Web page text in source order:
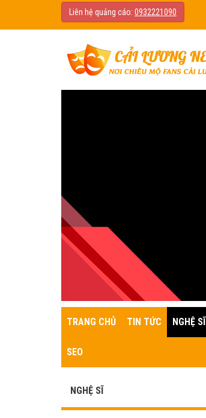
Liên hệ quảng cáo: 0932221090
TRANG CHỦ TIN TỨC NGHỆ SĨ
SEO
NGHỆ SĨ